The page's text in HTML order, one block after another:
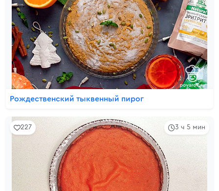
Рождественский тыквенный пирог
3 ч 5 мин
227